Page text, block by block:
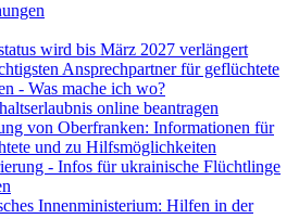
wird bis März 2027 verlängert
Ansprechpartner für geflüchtete
- Was mache ich wo?
online beantragen
von Oberfranken: Informationen für
und zu Hilfsmöglichkeiten
- Infos für ukrainische Flüchtlinge
Innenministerium: Hilfen in der